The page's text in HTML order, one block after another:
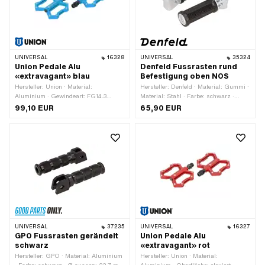
UNIVERSAL 16328
Union Pedale Alu
«extravagant» blau
Hersteller: Union · Material:
Aluminium · Gewindeart: FG14.3
(9/16" 20G) · Farbe: blau · Antrieb:
99,10 EUR
UNIVERSAL 35324
Denfeld Fussrasten rund
Befestigung oben NOS
Hersteller: Denfeld · Material: Gummi ·
Material: Stahl · Farbe: schwarz ·
Farbe: silber · Breite: 35 mm · Höhe:
65,90 EUR
UNIVERSAL 37235
GPO Fussrasten gerändelt
schwarz
Hersteller: GPO · Material: Aluminium
UNIVERSAL 16327
Union Pedale Alu
«extravagant» rot
Hersteller: Union · Material: